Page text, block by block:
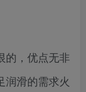
的，优点无非
润滑的需求火